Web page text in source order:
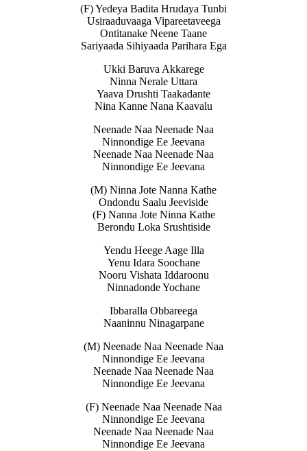
(F) Yedeya Badita Hrudaya Tunbi
Usiraaduvaaga Vipareetaveega
Ontitanake Neene Taane
Sariyaada Sihiyaada Parihara Ega
Ukki Baruva Akkarege
Ninna Nerale Uttara
Yaava Drushti Taakadante
Nina Kanne Nana Kaavalu
Neenade Naa Neenade Naa
Ninnondige Ee Jeevana
Neenade Naa Neenade Naa
Ninnondige Ee Jeevana
(M) Ninna Jote Nanna Kathe
Ondondu Saalu Jeeviside
(F) Nanna Jote Ninna Kathe
Berondu Loka Srushtiside
Yendu Heege Aage Illa
Yenu Idara Soochane
Nooru Vishata Iddaroonu
Ninnadonde Yochane
Ibbaralla Obbareega
Naaninnu Ninagarpane
(M) Neenade Naa Neenade Naa
Ninnondige Ee Jeevana
Neenade Naa Neenade Naa
Ninnondige Ee Jeevana
(F) Neenade Naa Neenade Naa
Ninnondige Ee Jeevana
Neenade Naa Neenade Naa
Ninnondige Ee Jeevana